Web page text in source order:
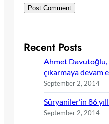
Recent Posts
Ahmet Davutoğlu,
çıkarmaya devam
September 2, 2014
Süryaniler’in 86
September 2, 2014